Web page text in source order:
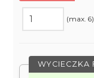
(max. 6)
WYCIECZKA